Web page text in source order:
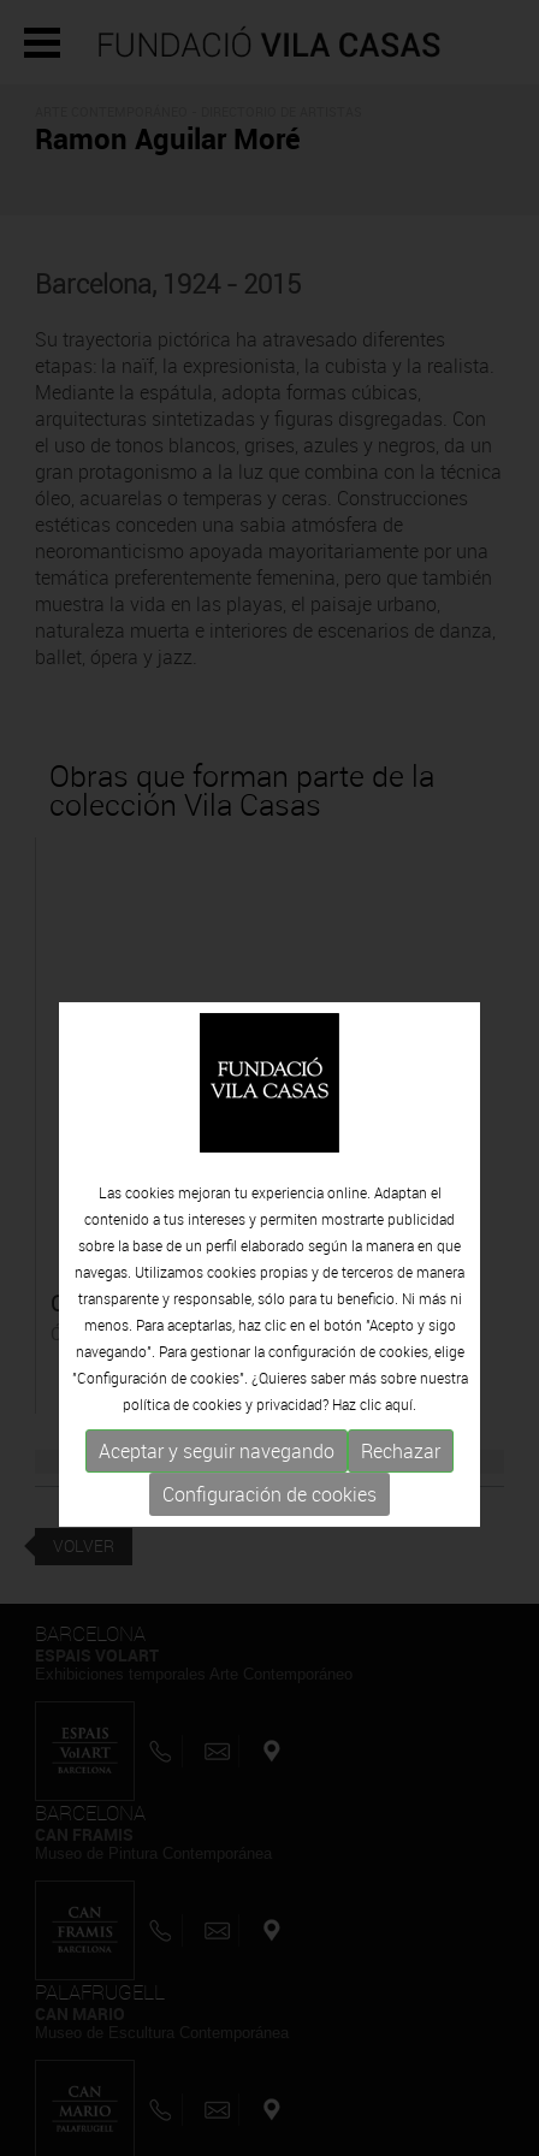
Ramon Aguilar Moré
Barcelona, 1924 - 2015
Su trayectoria pictórica ha atravesado diferentes
etapas: la naïf, la expresionista, la cubista y la realista.
Mediante la espátula, adopta formas cúbicas,
arquitecturas sintetizadas y figuras disgregadas. Con
el uso de tonos blancos, grises, azules y negros, da un
gran protagonismo a la luz que combina con la técnica
óleo, acuarelas o temperas y ceras. Construcciones
estéticas conceden una sabia atmósfera de
neoromanticismo apoyada mayoritariamente por una
temática preferentemente femenina, pero que también
muestra la vida en las playas, el paisaje urbano,
naturaleza muerta e interiores de escenarios de danza,
ballet, ópera y jazz.
Obras que forman parte de la
colección Vila Casas
Cannes
Óleo sobre cartón
VOLVER
BARCELONA
BARCELONA
PALAFRUGELL
Las cookies mejoran tu experiencia online. Adaptan el
contenido a tus intereses y permiten mostrarte publicidad
sobre la base de un perfil elaborado según la manera en que
navegas. Utilizamos cookies propias y de terceros de manera
transparente y responsable, sólo para tu beneficio. Ni más ni
menos. Para aceptarlas, haz clic en el botón "Acepto y sigo
navegando". Para gestionar la configuración de cookies, elige
"Configuración de cookies". ¿Quieres saber más sobre nuestra
política de cookies y privacidad? Haz clicaquí.
Aceptar y seguir navegando
Rechazar
Configuración de cookies